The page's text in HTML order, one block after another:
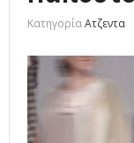
ΚατηγορίαΑτζεντα